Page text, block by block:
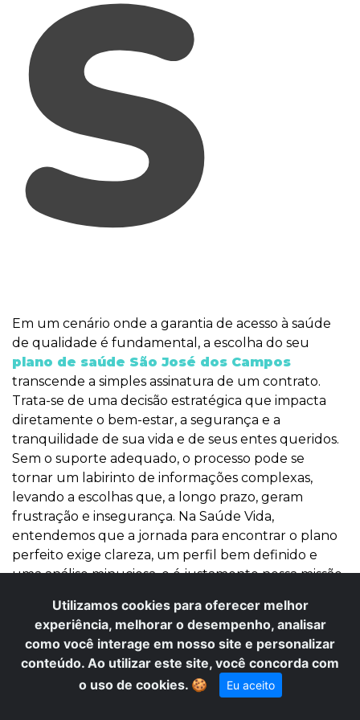
S
Em um cenário onde a garantia de acesso à saúde
de qualidade é fundamental, a escolha do seu
plano de saúde São José dos Campos
transcende a simples assinatura de um contrato.
Trata-se de uma decisão estratégica que impacta
diretamente o bem-estar, a segurança e a
tranquilidade de sua vida e de seus entes queridos.
Sem o suporte adequado, o processo pode se
tornar um labirinto de informações complexas,
levando a escolhas que, a longo prazo, geram
frustração e insegurança. Na Saúde Vida,
entendemos que a jornada para encontrar o plano
perfeito exige clareza, um perfil bem definido e
uma análise minuciosa, e é justamente nessa missão
## A Complexidade Invisível na Escolha do seu
Plano de Saúde
plano de saúde pode parecer, à
primeira vista, uma tarefa simples. No entanto, por
Utilizamos cookies para oferecer melhor
experiência, melhorar o desempenho, analisar
como você interage em nosso site e personalizar
conteúdo. Ao utilizar este site, você concorda com
o uso de cookies. 🍪 Eu aceito